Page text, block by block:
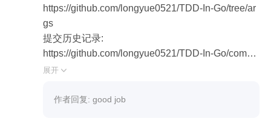
https://github.com/longyue0521/TDD-In-Go/tree/ar
gs
提交历史记录:
https://github.com/longyue0521/TDD-In-Go/commit
s/args
1. TDD其实是三项已有技术的重组 —— 先大概设
展开 
作者回复: good job